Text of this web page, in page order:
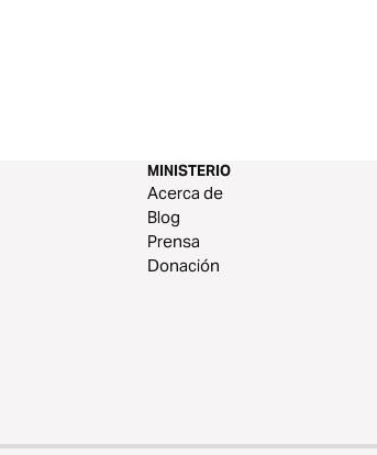
MINISTERIO
Acerca de
Blog
Prensa
Donación